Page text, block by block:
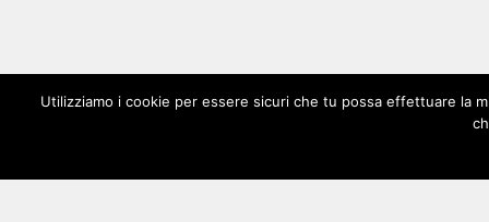
Utilizziamo i cookie per essere sicuri che tu possa effettuare la